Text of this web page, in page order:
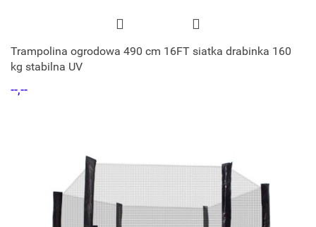
Trampolina ogrodowa 490 cm 16FT siatka drabinka 160
kg stabilna UV
--,--